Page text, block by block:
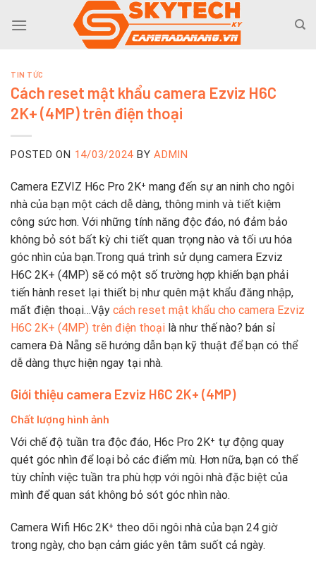
TIN TỨC
Cách reset mật khẩu camera Ezviz H6C
2K+ (4MP) trên điện thoại
POSTED ON 14/03/2024 BY ADMIN
Camera EZVIZ H6c Pro 2K⁺ mang đến sự an ninh cho ngôi
nhà của bạn một cách dễ dàng, thông minh và tiết kiệm
công sức hơn. Với những tính năng độc đáo, nó đảm bảo
không bỏ sót bất kỳ chi tiết quan trọng nào và tối ưu hóa
góc nhìn của bạn.Trong quá trình sử dụng camera Ezviz
H6C 2K+ (4MP) sẽ có một số trường hợp khiến bạn phải
tiến hành reset lại thiết bị như quên mật khẩu đăng nhập,
mất điện thoại…Vậy cách reset mật khẩu cho camera Ezviz
H6C 2K+ (4MP) trên điện thoại là như thế nào? bán sỉ
camera Đà Nẵng sẽ hướng dẫn bạn kỹ thuật để bạn có thể
dễ dàng thực hiện ngay tại nhà.
Giới thiệu camera Ezviz H6C 2K+ (4MP)
Chất lượng hình ảnh
Với chế độ tuần tra độc đáo, H6c Pro 2K⁺ tự động quay
quét góc nhìn để loại bỏ các điểm mù. Hơn nữa, bạn có thể
tùy chỉnh việc tuần tra phù hợp với ngôi nhà đặc biệt của
mình để quan sát không bỏ sót góc nhìn nào.
Camera Wifi H6c 2K⁺ theo dõi ngôi nhà của bạn 24 giờ
trong ngày, cho bạn cảm giác yên tâm suốt cả ngày.